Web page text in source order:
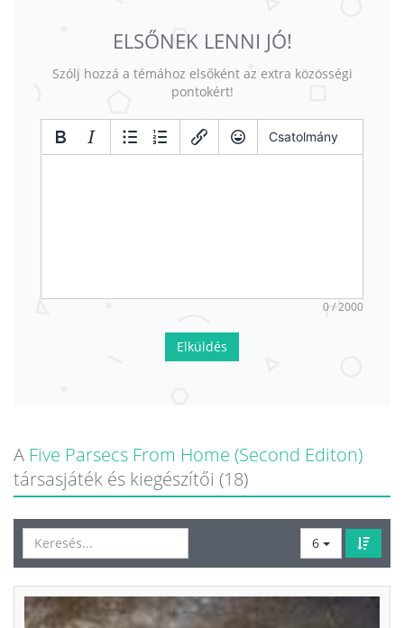
ELSŐNEK LENNI JÓ!
Szólj hozzá a témához elsőként az extra közösségi
pontokért!
Csatolmány
0 / 2000
Elküldés
A Five Parsecs From Home (Second Editon)
társasjáték és kiegészítői (18)
6